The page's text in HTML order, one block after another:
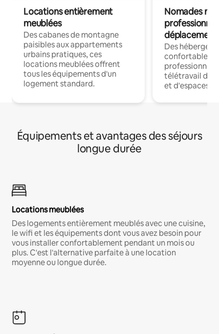
Locations entièrement
meublées
Des cabanes de montagne
paisibles aux appartements
urbains pratiques, ces
locations meublées offrent
tous les équipements d'un
logement standard.
Nomades
déplacement
Des
confortables
professionnels
télétravail
et d'espaces
Équipements et avantages des séjours
longue durée
Locations meublées
Des logements entièrement meublés avec une cuisine,
le wifi et les équipements dont vous avez besoin pour
vous installer confortablement pendant un mois ou
plus. C'est l'alternative parfaite à une location
moyenne ou longue durée.